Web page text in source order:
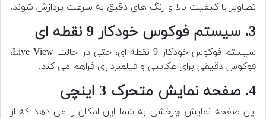
تصاویر با کیفیت بالا و رنگ های دقیق به سرعت پردازش شوند.
3. سیستم فوکوس خودکار 9 نقطه ای
سیستم فوکوس خودکار 9 نقطه ای، حتی در حالت Live View،
فوکوس دقیقی برای عکاسی و فیلمبرداری فراهم می کند.
4. صفحه نمایش متحرک 3 اینچی
این صفحه نمایش چرخشی به شما این امکان را می دهد که از